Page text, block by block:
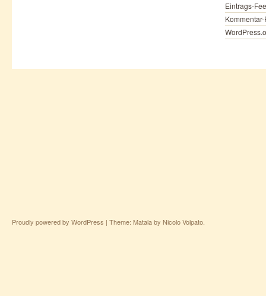
Eintrags-
Proudly powered by WordPress | Theme: Matala by Nicolo Volpato